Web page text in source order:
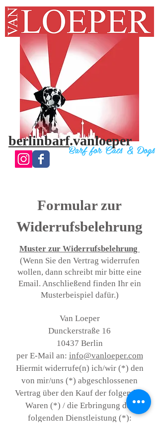
Barf for Cats & Dogs
berlinbarf.vanloeper
Formular zur
Widerrufsbelehrung
Muster zur Widerrufsbelehrung
(Wenn Sie den Vertrag widerrufen
wollen, dann schreibt mir bitte eine
Email. Anschließend finden Ihr ein
Musterbeispiel dafür.)
Van Loeper
Dunckerstraße 16
10437 Berlin
per E-Mail an: info@vanloeper.com
Hiermit widerrufe(n) ich/wir (*) den
von mir/uns (*) abgeschlossenen
Vertrag über den Kauf der folgenden
Waren (*) / die Erbringung der
folgenden Dienstleistung (*):